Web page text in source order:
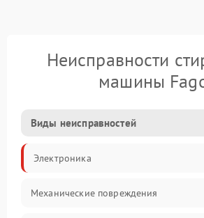
Неисправности
машины
Виды неисправностей
Электроника
Механические повреждения